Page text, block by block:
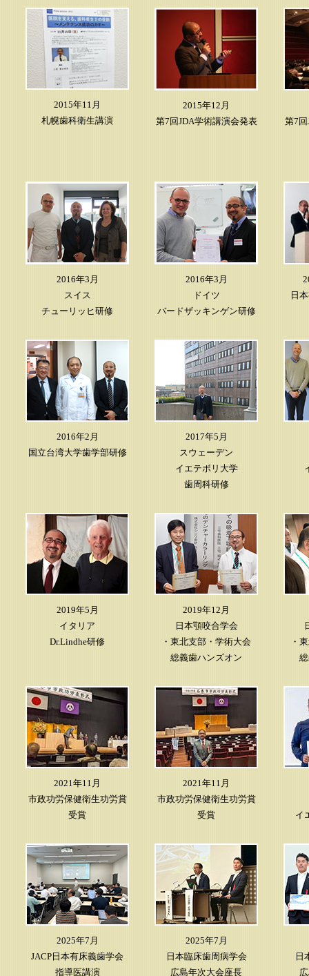
2015年11月
札幌歯科衛生講演
2015年12月
第7回JDA学術講演会発表
第7
2016年3月
スイス
チューリッヒ研修
2016年3月
ドイツ
バードザッキンゲン研修
日
2016年2月
国立台湾大学歯学部研修
2017年5月
スウェーデン
イエテボリ大学
歯周科研修
2019年5月
イタリア
Dr.Lindhe研修
2019年12月
日本顎咬合学会
・東北支部・学術大会
総義歯ハンズオン
・
2021年11月
市政功労保健衛生功労賞
受賞
2021年11月
市政功労保健衛生功労賞
受賞
イ
2025年7月
JACP日本有床義歯学会
指導医講演
2025年7月
日本臨床歯周病学会
広島年次大会座長
日